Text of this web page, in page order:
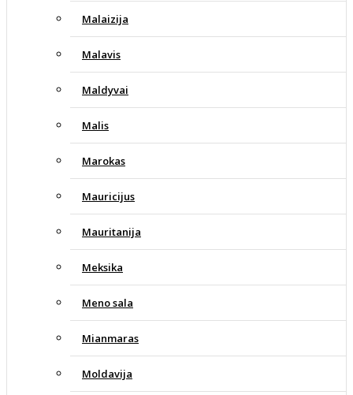
Malaizija
Malavis
Maldyvai
Malis
Marokas
Mauricijus
Mauritanija
Meksika
Meno sala
Mianmaras
Moldavija